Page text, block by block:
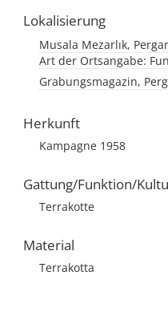
Lokalisierung
Musala Mezarlık,
Art der Ortsangabe:
Grabungsmagazin,
Herkunft
Kampagne 1958
Gattung/Funktion/
Terrakotte
Material
Terrakotta